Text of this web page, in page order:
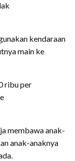
kendaraan
main ke
ribu per
membawa anak-
anak-anaknya